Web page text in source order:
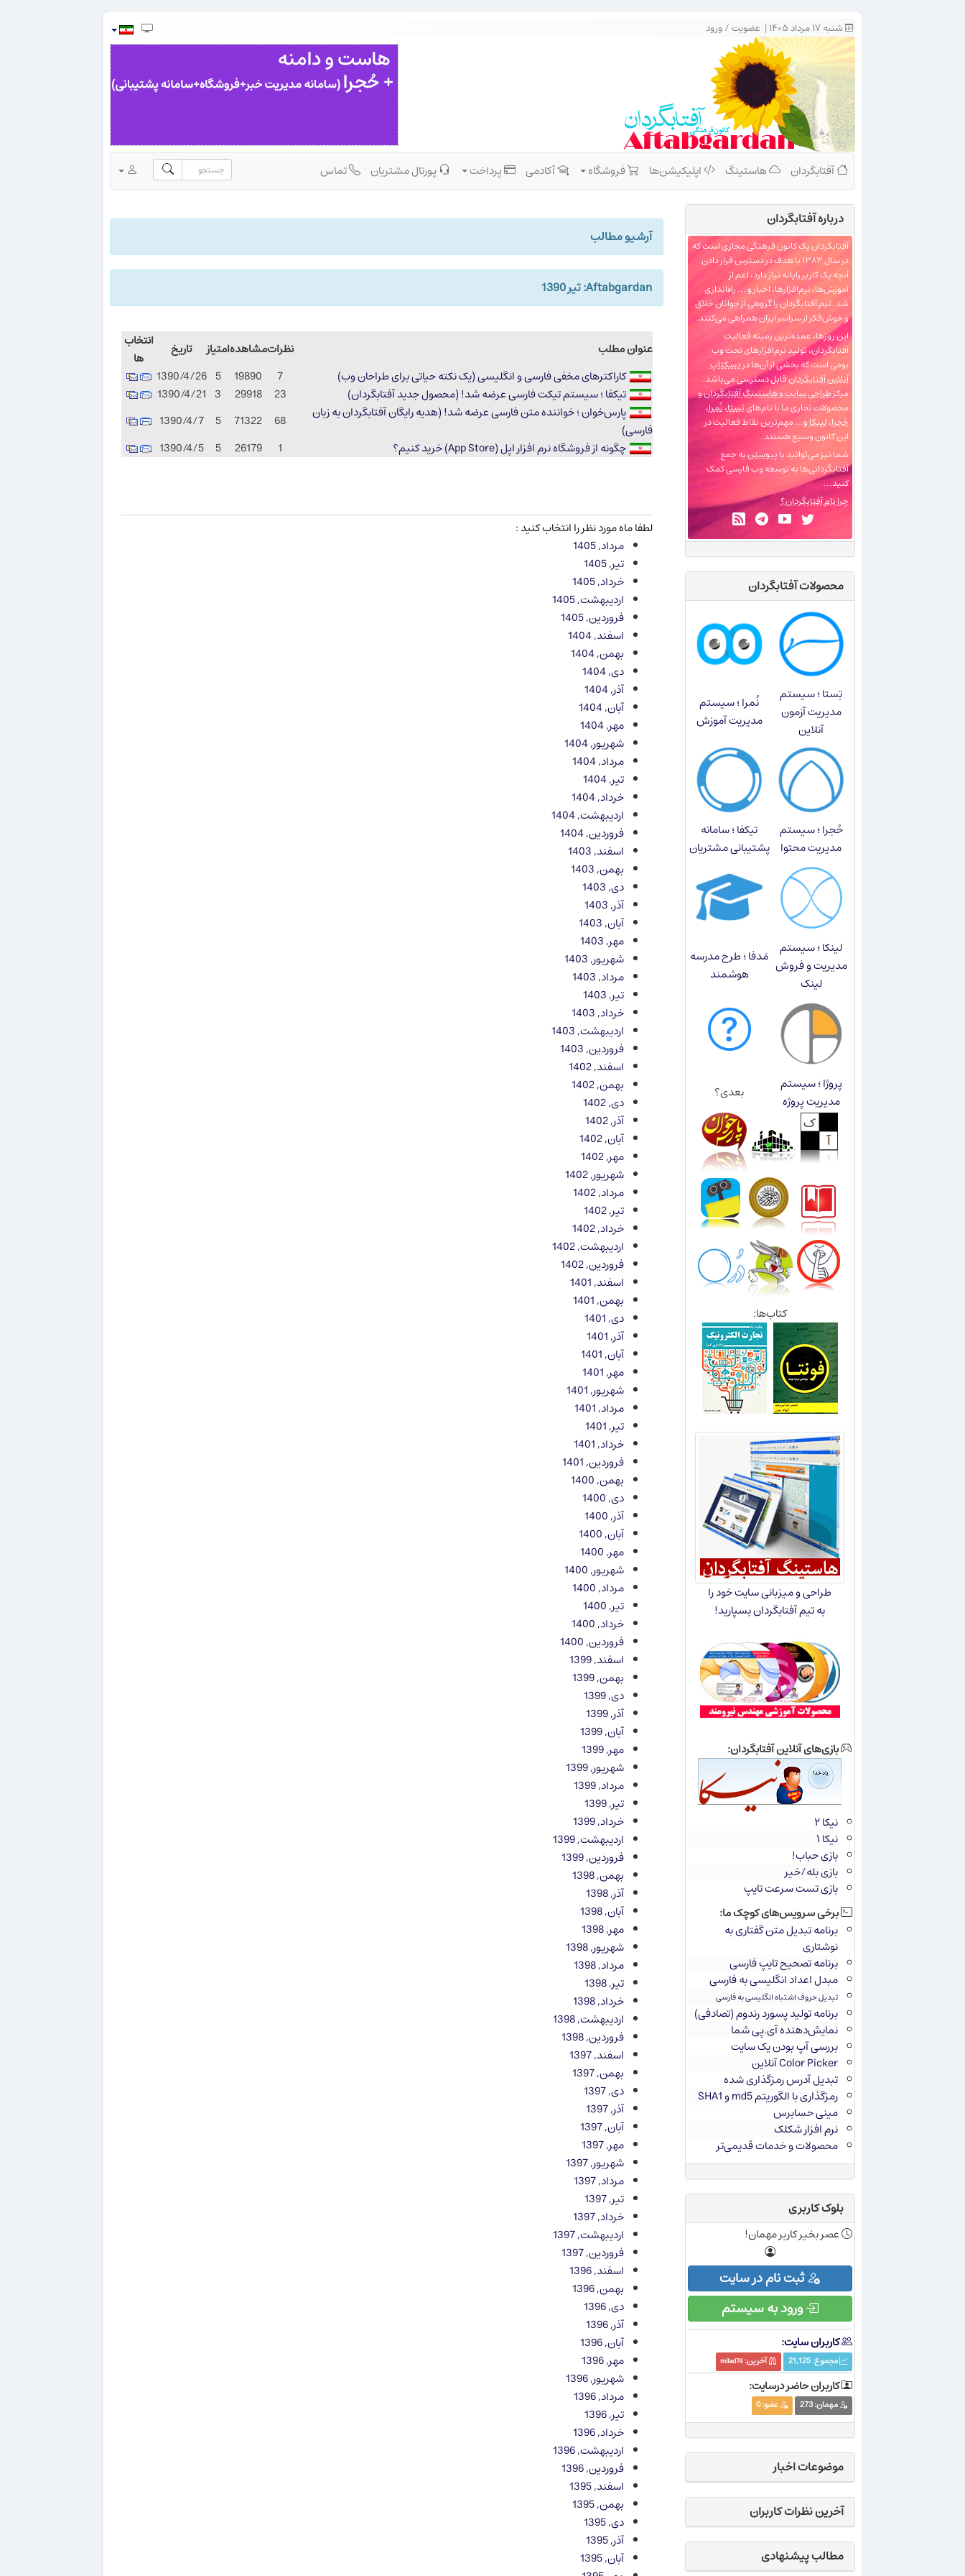
شنبه ۱۷ مرداد ۱۴۰۵ | عضویت/ورود
آفتابگردان هاستینگ اپلیکیشن‌ها فروشگاه آکادمی پرداخت پورتال مشتریان تماس
آرشیو مطالب
Aftabgardan: تیر 1390
عنوان مطلب نظراتمشاهدهامتیاز تاریخ
انتخاب
ها
کاراکترهای مخفی فارسی و انگلیسی (یک نکته حیاتی برای طراحان وب)
7
19890
5
1390/4/26
تیکفا ؛ سیستم تیکت فارسی عرضه شد! (محصول جدید آفتابگردان)
23
29918
3
1390/4/21
پارس‌خوان ؛ خواننده متن فارسی عرضه شد! (هدیه رایگان آفتابگردان به زبان
فارسی)
68
71322
5
1390/4/7
چگونه از فروشگاه نرم افزار اپل (App Store) خرید کنیم؟
1
26179
5
1390/4/5
لطفا ماه مورد نظر را انتخاب کنید :
مرداد, 1405
تیر, 1405
خرداد, 1405
اردیبهشت, 1405
فروردین, 1405
اسفند, 1404
بهمن, 1404
دی, 1404
آذر, 1404
آبان, 1404
مهر, 1404
شهریور, 1404
مرداد, 1404
تیر, 1404
خرداد, 1404
اردیبهشت, 1404
فروردین, 1404
اسفند, 1403
بهمن, 1403
دی, 1403
آذر, 1403
آبان, 1403
مهر, 1403
شهریور, 1403
مرداد, 1403
تیر, 1403
خرداد, 1403
اردیبهشت, 1403
فروردین, 1403
اسفند, 1402
بهمن, 1402
دی, 1402
آذر, 1402
آبان, 1402
مهر, 1402
شهریور, 1402
مرداد, 1402
تیر, 1402
خرداد, 1402
اردیبهشت, 1402
فروردین, 1402
اسفند, 1401
بهمن, 1401
دی, 1401
آذر, 1401
آبان, 1401
مهر, 1401
شهریور, 1401
مرداد, 1401
تیر, 1401
خرداد, 1401
فروردین, 1401
بهمن, 1400
دی, 1400
آذر, 1400
آبان, 1400
مهر, 1400
شهریور, 1400
مرداد, 1400
تیر, 1400
خرداد, 1400
فروردین, 1400
اسفند, 1399
بهمن, 1399
دی, 1399
آذر, 1399
آبان, 1399
مهر, 1399
شهریور, 1399
مرداد, 1399
تیر, 1399
خرداد, 1399
اردیبهشت, 1399
فروردین, 1399
بهمن, 1398
آذر, 1398
آبان, 1398
مهر, 1398
شهریور, 1398
مرداد, 1398
تیر, 1398
خرداد, 1398
اردیبهشت, 1398
فروردین, 1398
اسفند, 1397
بهمن, 1397
دی, 1397
آذر, 1397
آبان, 1397
مهر, 1397
شهریور, 1397
مرداد, 1397
تیر, 1397
خرداد, 1397
اردیبهشت, 1397
فروردین, 1397
اسفند, 1396
بهمن, 1396
دی, 1396
آذر, 1396
آبان, 1396
مهر, 1396
شهریور, 1396
مرداد, 1396
تیر, 1396
خرداد, 1396
اردیبهشت, 1396
فروردین, 1396
اسفند, 1395
بهمن, 1395
دی, 1395
آذر, 1395
آبان, 1395
درباره‌ آفتابگردان
آفتابگردان یک کانون فرهنگی مجازی است که
در سال ۱۳۸۳ با هدف در دسترس قرار دادن
آنچه یک کاربر رایانه نیاز دارد، اعم از
آموزش‌ها، نرم‌افزارها، اخبار و ... راه‌اندازی
شد. تیم آفتابگردان را گروهی از جوانان خلاق
و خوش‌فکر از سراسر ایران همراهی می‌کنند.
این روزها، عمده‌ترین زمینه فعالیت
آفتابگردان، تولید نرم‌افزارهای تحت وب
بومی است که بخشی از آن‌ها دردسکتاپ
آنلاین آفتابگردانقابل دسترسی می‌باشد.
مرکزطراحی سایت و هاستینگ آفتابگردانو
محصولات تجاری ما با نام‌هایتِستا،نُمرا،
حُجرا،لینکاو... مهم‌ترین نقاط فعالیت در
این کانون وسیع هستند.
شما نیز می‌توانید باپیوستنبه جمع
آفتابگردانی‌ها به توسعه وب فارسی کمک
کنید...
چرا نام آفتابگردان؟
محصولات آفتابگردان
تِستا ؛ سیستم
مدیریت آزمون
آنلاین
نُمرا ؛ سیستم
مدیریت آموزش
حُجرا ؛ سیستم
مدیریت محتوا
تیکفا ؛ سامانه
پشتیبانی مشتریان
لینکا ؛ سیستم
مدیریت و فروش
لینک
مَدفا ؛ طرح مدرسه
هوشمند
پروژا ؛ سیستم
مدیریت پروژه
بعدی؟
کتاب‌ها:
طراحی و میزبانی سایت خود را
به تیم آفتابگردان بسپارید!
بازی‌های آنلاین آفتابگردان:
نیکا ۲
نیکا ۱
بازی حباب!
بازی بله/خیر
بازی تست سرعت تایپ
برخی سرویس‌های کوچک ما:
برنامه تبدیل متن گفتاری به
نوشتاری
برنامه تصحیح تایپ فارسی
مبدل اعداد انگلیسی به فارسی
تبدیل حروف اشتباه انگلیسی به فارسی
برنامه تولید پسورد رندوم (تصادفی)
نمایش‌دهنده آی.پی شما
بررسی آپ بودن یک سایت
Color Picker آنلاین
تبدیل آدرس رمزگذاری شده
رمزگذاری با الگوریتم md5 و SHA1
مینی حسابرس
نرم افزار شکلک
محصولات و خدمات قدیمی‌تر
بلوک کاربری
عصر بخیر کاربر مهمان!
ثبت نام در سایت
ورود به سیستم
کاربران سایت:
مجموع:21,125 آخرین:milad74
کاربران حاضر درسایت:
مهمان:273 عضو:0
موضوعات اخبار
آخرین نظرات کاربران
مطالب پیشنهادی